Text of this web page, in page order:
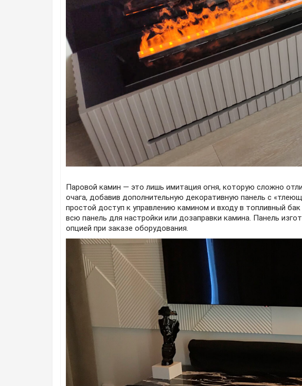
Паровой камин — это лишь имитация огня, которую сложно
очага, добавив дополнительную декоративную панель с
простой доступ к управлению камином и входу в топливный
всю панель для настройки или дозаправки камина. Панель
опцией при заказе оборудования.